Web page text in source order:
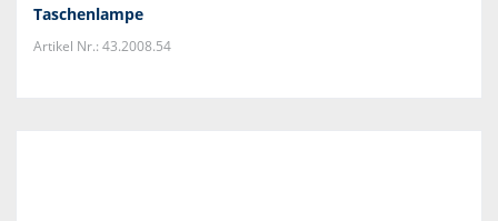
Taschenlampe
Artikel Nr.: 43.2008.54